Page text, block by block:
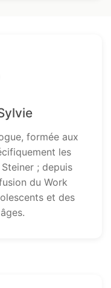
formée aux
les
; depuis
du Work
et des